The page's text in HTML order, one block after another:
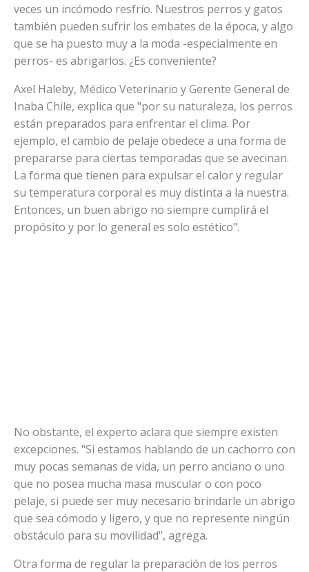
veces un incómodo resfrío. Nuestros perros y gatos
también pueden sufrir los embates de la época, y algo
que se ha puesto muy a la moda -especialmente en
perros- es abrigarlos. ¿Es conveniente?
Axel Haleby, Médico Veterinario y Gerente General de
Inaba Chile, explica que "por su naturaleza, los perros
están preparados para enfrentar el clima. Por
ejemplo, el cambio de pelaje obedece a una forma de
prepararse para ciertas temporadas que se avecinan.
La forma que tienen para expulsar el calor y regular
su temperatura corporal es muy distinta a la nuestra.
Entonces, un buen abrigo no siempre cumplirá el
propósito y por lo general es solo estético".
No obstante, el experto aclara que siempre existen
excepciones. "Si estamos hablando de un cachorro con
muy pocas semanas de vida, un perro anciano o uno
que no posea mucha masa muscular o con poco
pelaje, si puede ser muy necesario brindarle un abrigo
que sea cómodo y ligero, y que no represente ningún
obstáculo para su movilidad", agrega.
Otra forma de regular la preparación de los perros